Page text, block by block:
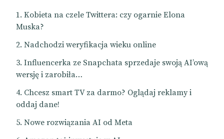
Kobieta na czele Twittera: czy ogarnie Elona
Muska?
Nadchodzi weryfikacja wieku online
Influencerka ze Snapchata sprzedaje swoją AI’ową
wersję i zarobiła…
Chcesz smart TV za darmo? Oglądaj reklamy i
oddaj dane!
Nowe rozwiązania AI od Meta